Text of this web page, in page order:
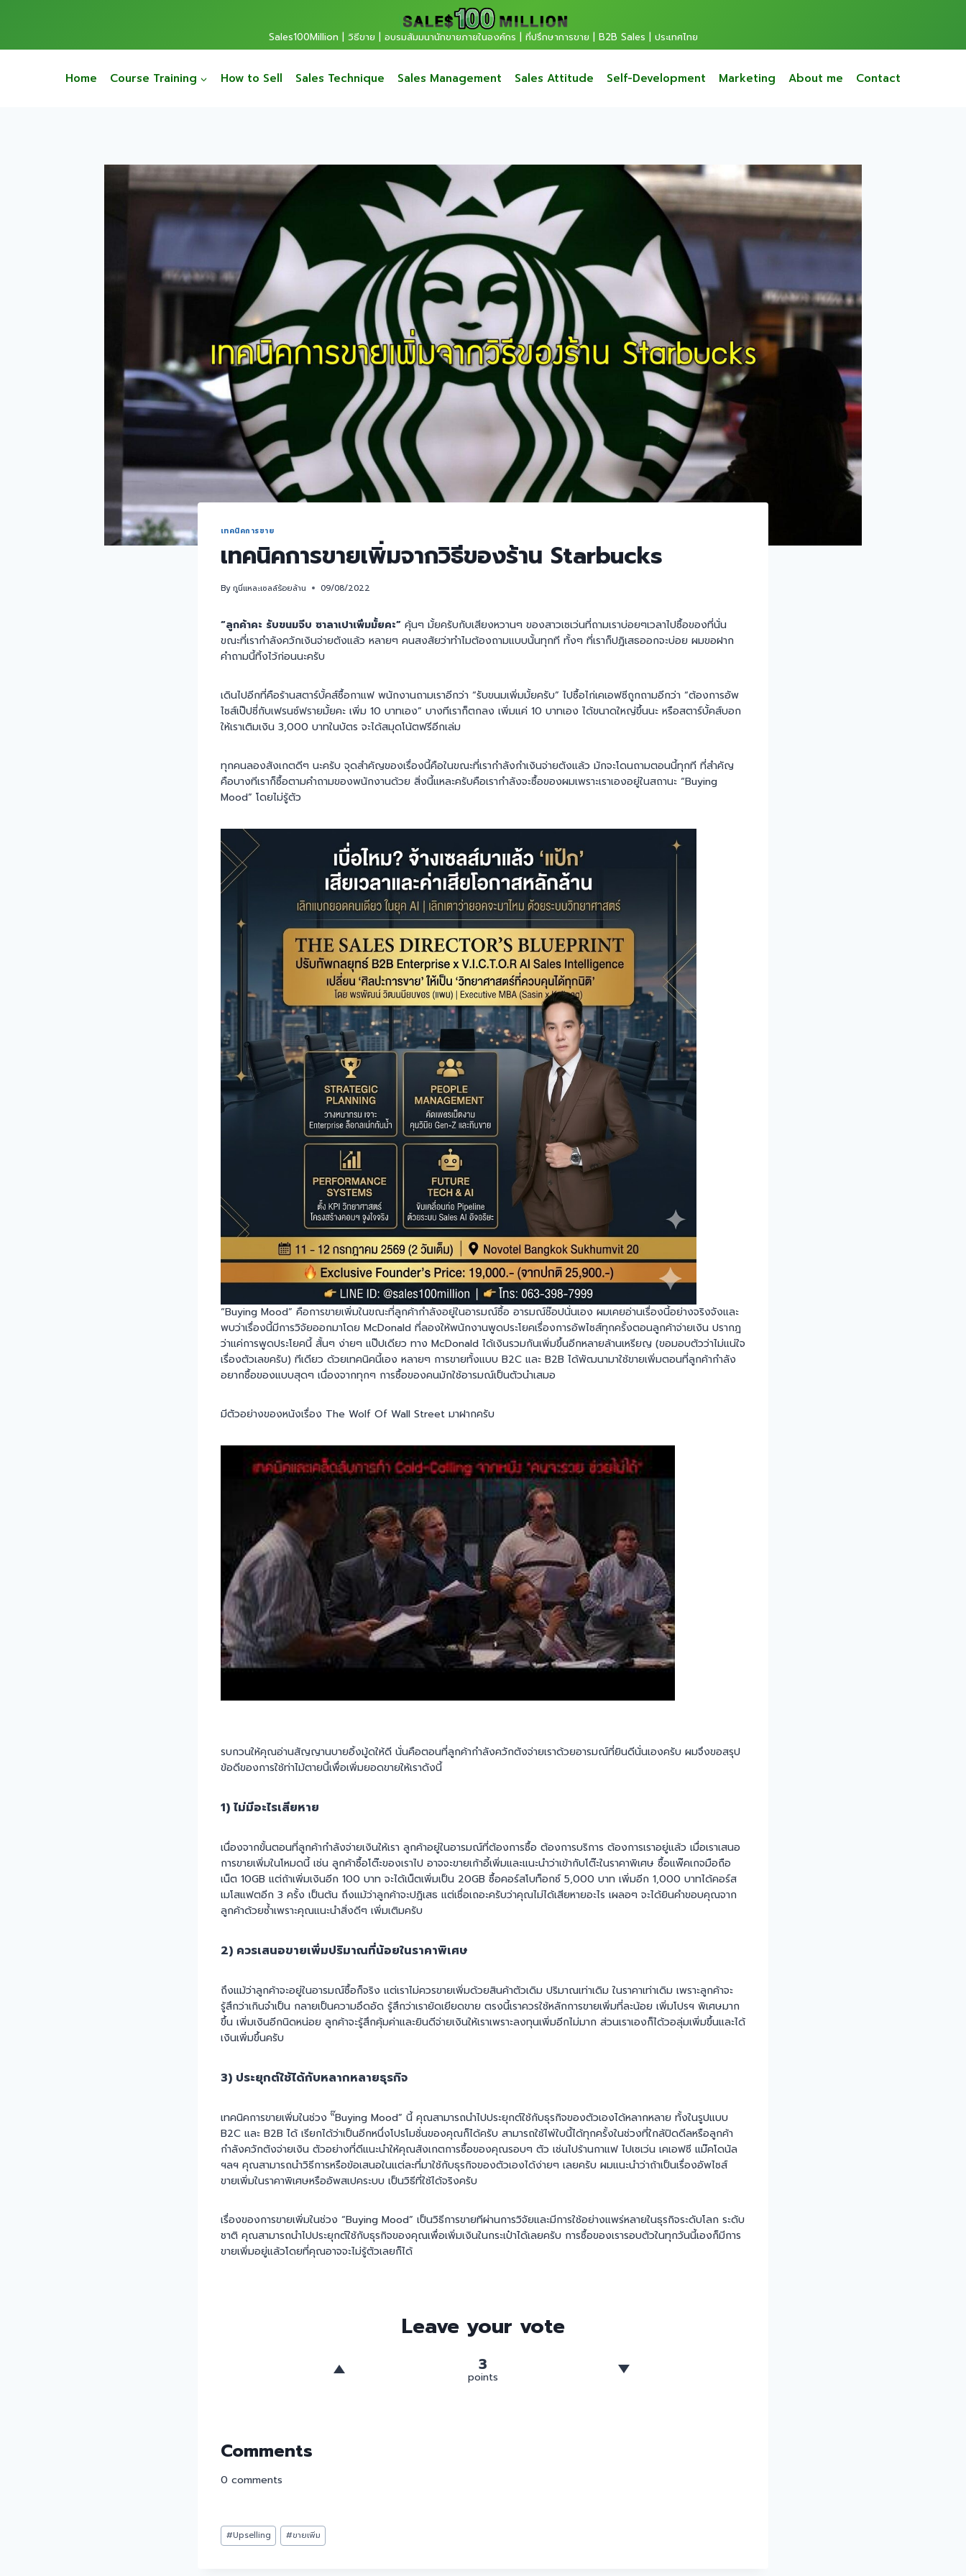
Sales100Million | วิธีขาย | อบรมสัมมนานักขายภายในองค์กร | ที่ปรึกษาการขาย | B2B Sales | ประเทศไทย
Home Course Training How to Sell Sales Technique Sales Management Sales Attitude Self-Development Marketing About me Contact
เทคนิคการขาย
เทคนิคการขายเพิ่มจากวิธีของร้าน Starbucks
Byกูนี่แหละเซลล์ร้อยล้าน 09/08/2022
“ลูกค้าคะ รับขนมจีบ ซาลาเปาเพิ่มมั้ยคะ” คุ้นๆ มั้ยครับกับเสียงหวานๆ ของสาวเซเว่นที่ถามเราบ่อยๆเวลาไปซื้อของที่นั่น
ขณะที่เรากำลังควักเงินจ่ายตังแล้ว หลายๆ คนสงสัยว่าทำไมต้องถามแบบนั้นทุกที ทั้งๆ ที่เราก็ปฎิเสธออกจะบ่อย ผมขอฝาก
คำถามนี้ทิ้งไว้ก่อนนะครับ
เดินไปอีกที่คือร้านสตาร์บั้คส์ซื้อกาแฟ พนักงานถามเราอีกว่า “รับขนมเพิ่มมั้ยครับ” ไปซื้อไก่เคเอฟซีถูกถามอีกว่า “ต้องการอัพ
ไซส์เป๊ปซี่กับเฟรนซ์ฟรายมั้ยคะ เพิ่ม 10 บาทเอง” บางทีเราก็ตกลง เพิ่มแค่ 10 บาทเอง ได้ขนาดใหญ่ขึ้นนะ หรือสตาร์บั้คส์บอก
ให้เราเติมเงิน 3,000 บาทในบัตร จะได้สมุดโน้ตฟรีอีกเล่ม
ทุกคนลองสังเกตดีๆ นะครับ จุดสำคัญของเรื่องนี้คือในขณะที่เรากำลังกำเงินจ่ายตังแล้ว มักจะโดนถามตอนนี้ทุกที ที่สำคัญ
คือบางทีเราก็ซื้อตามคำถามของพนักงานด้วย สิ่งนี้แหละครับคือเรากำลังจะซื้อของผมเพราะเราเองอยู่ในสถานะ “Buying
Mood” โดยไม่รู้ตัว
“Buying Mood” คือการขายเพิ่มในขณะที่ลูกค้ากำลังอยู่ในอารมณ์ซื้อ อารมณ์ช๊อปนั่นเอง ผมเคยอ่านเรื่องนี้อย่างจริงจังและ
พบว่าเรื่องนี้มีการวิจัยออกมาโดย McDonald ที่ลองให้พนักงานพูดประโยคเรื่องการอัพไซส์ทุกครั้งตอนลูกค้าจ่ายเงิน ปรากฎ
ว่าแค่การพูดประโยคนี้ สั้นๆ ง่ายๆ แป๊ปเดียว ทาง McDonald ได้เงินรวมกันเพิ่มขึ้นอีกหลายล้านเหรียญ (ขอมอบตัวว่าไม่แน่ใจ
เรื่องตัวเลขครับ) ทีเดียว ด้วยเทคนิคนี้เอง หลายๆ การขายทั้งแบบ B2C และ B2B ได้พัฒนามาใช้ขายเพิ่มตอนที่ลูกค้ากำลัง
อยากซื้อของแบบสุดๆ เนื่องจากทุกๆ การซื้อของคนมักใช้อารมณ์เป็นตัวนำเสมอ
มีตัวอย่างของหนังเรื่อง The Wolf Of Wall Street มาฝากครับ
รบกวนให้คุณอ่านสัญญานบายอิ้งมู้ดให้ดี นั่นคือตอนที่ลูกค้ากำลังควักตังจ่ายเราด้วยอารมณ์ที่ยินดีนั่นเองครับ ผมจึงขอสรุป
ข้อดีของการใช้ท่าไม้ตายนี้เพื่อเพิ่มยอดขายให้เราดังนี้
1) ไม่มีอะไรเสียหาย
เนื่องจากขั้นตอนที่ลูกค้ากำลังจ่ายเงินให้เรา ลูกค้าอยู่ในอารมณ์ที่ต้องการซื้อ ต้องการบริการ ต้องการเราอยู่แล้ว เมื่อเราเสนอ
การขายเพิ่มในโหมดนี้ เช่น ลูกค้าซื้อโต๊ะของเราไป อาจจะขายเก้าอี้เพิ่มและแนะนำว่าเข้ากับโต๊ะในราคาพิเศษ ซื้อแพ๊คเกจมือถือ
เน็ต 10GB แต่ถ้าเพิ่มเงินอีก 100 บาท จะได้เน็ตเพิ่มเป็น 20GB ซื้อคอร์สโบท็อกซ์ 5,000 บาท เพิ่มอีก 1,000 บาทได้คอร์ส
เมโสแฟตอีก 3 ครั้ง เป็นต้น ถึงแม้ว่าลูกค้าจะปฎิเสธ แต่เชื่อเถอะครับว่าคุณไม่ได้เสียหายอะไร เผลอๆ จะได้ยินคำขอบคุณจาก
ลูกค้าด้วยซ้ำเพราะคุณแนะนำสิ่งดีๆ เพิ่มเติมครับ
2) ควรเสนอขายเพิ่มปริมาณที่น้อยในราคาพิเศษ
ถึงแม้ว่าลูกค้าจะอยู่ในอารมณ์ซื้อก็จริง แต่เราไม่ควรขายเพิ่มด้วยสินค้าตัวเดิม ปริมาณเท่าเดิม ในราคาเท่าเดิม เพราะลูกค้าจะ
รู้สึกว่าเกินจำเป็น กลายเป็นความอึดอัด รู้สึกว่าเรายัดเยียดขาย ตรงนี้เราควรใช้หลักการขายเพิ่มที่ละน้อย เพิ่มโปรฯ พิเศษมาก
ขึ้น เพิ่มเงินอีกนิดหน่อย ลูกค้าจะรู้สึกคุ้มค่าและยินดีจ่ายเงินให้เราเพราะลงทุนเพิ่มอีกไม่มาก ส่วนเราเองก็ได้วอลุ่มเพิ่มขึ้นและได้
เงินเพิ่มขึ้นครับ
3) ประยุกต์ใช้ได้กับหลากหลายธุรกิจ
เทคนิคการขายเพิ่มในช่วง “๊Buying Mood” นี้ คุณสามารถนำไปประยุกต์ใช้กับธุรกิจของตัวเองได้หลากหลาย ทั้งในรูปแบบ
B2C และ B2B ได้ เรียกได้ว่าเป็นอีกหนึ่งโปรโมชั่นของคุณก็ได้ครับ สามารถใช้ไพ่ใบนี้ได้ทุกครั้งในช่วงที่ใกล้ปิดดีลหรือลูกค้า
กำลังควักตังจ่ายเงิน ตัวอย่างที่ดีแนะนำให้คุณสังเกตการซื้อของคุณรอบๆ ตัว เช่นไปร้านกาแฟ ไปเซเว่น เคเอฟซี แม๊คโดนัล
ฯลฯ คุณสามารถนำวิธีการหรือข้อเสนอในแต่ละที่มาใช้กับธุรกิจของตัวเองได้ง่ายๆ เลยครับ ผมแนะนำว่าถ้าเป็นเรื่องอัพไซส์
ขายเพิ่มในราคาพิเศษหรืออัพสเปคระบบ เป็นวิธีที่ใช้ได้จริงครับ
เรื่องของการขายเพิ่มในช่วง “Buying Mood” เป็นวิธีการขายทีผ่านการวิจัยและมีการใช้อย่างแพร่หลายในธุรกิจระดับโลก ระดับ
ชาติ คุณสามารถนำไปประยุกต์ใช้กับธุรกิจของคุณเพื่อเพิ่มเงินในกระเป๋าได้เลยครับ การซื้อของเรารอบตัวในทุกวันนี้เองก็มีการ
ขายเพิ่มอยู่แล้วโดยที่คุณอาจจะไม่รู้ตัวเลยก็ได้
Leave your vote
3
points
Comments
0 comments
#Upselling #ขายเพิ่ม